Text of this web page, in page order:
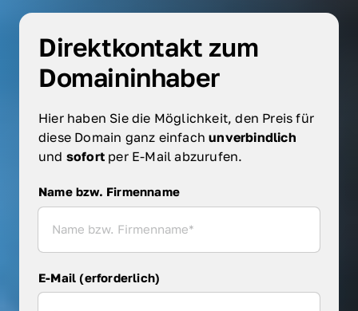
Direktkontakt zum
Domaininhaber
Hier haben Sie die Möglichkeit, den Preis für
diese Domain ganz einfach
und sofort per E-Mail abzurufen.
Name bzw. Firmenname
Name bzw. Firmenname
E-Mail (erforderlich)